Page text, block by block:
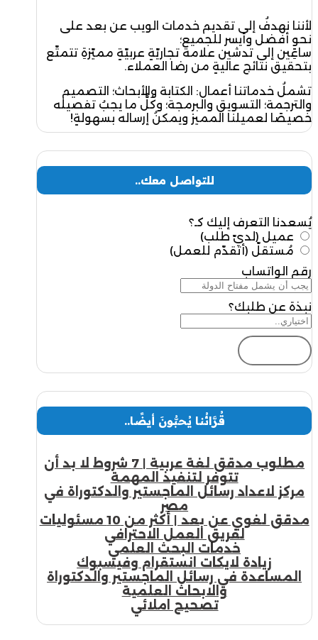
لأننا نهدفُ إلى تقديم خدمات الويب عن بعد على
نحوٍ أفضل وأيسر للجميع؛
ساعِين إلى تدشين علامة تجاريّةٍ عربيّةٍ مميّزةِ تتمتّع
بتحقيق نتائج عاليةٍ من رضا العملاء.
تشملُ خدماتنا أعمال: الكتابة والأبحاث؛ التصميم
والترجمة؛ التسويق والبرمجة؛ وكُلُّ ما يجبُ تفصيله
خصيصًا لعميلنا المميز ويمكنُ إرساله بسهولةٍ!
للتواصل معك..
يُسعدنا التعرف إليك كـ؟
عميل (لديّ طلب)
مُستقلّ (أتقدّم للعمل)
رقم الواتساب
نبذة عن طلبك؟
قُرَّائُنا يُحبُّونَ أيضًا..
مطلوب مدقق لغة عربية | 7 شروط لا بد أن
تتوفر لتنفيذ المهمة
مركز لاعداد رسائل الماجستير والدكتوراة في
مصر
مدقق لغوي عن بعد | أكثر من 10 مسئوليات
لفريق العمل الاحترافي
خدمات البحث العلمي
زيادة لايكات انستقرام وفيسبوك
المساعدة في رسائل الماجستير والدكتوراة
والابحاث العلمية
تصحيح املائي